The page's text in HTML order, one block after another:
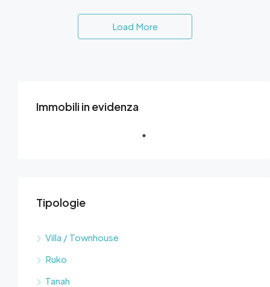
Load More
Immobili in evidenza
Tipologie
Villa / Townhouse
Ruko
Tanah